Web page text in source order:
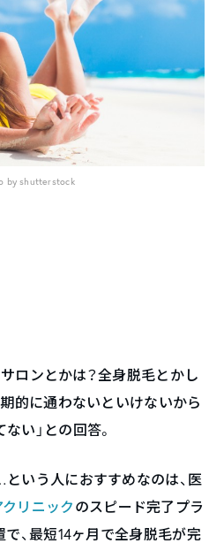
by shutterstock
ロンとかは？全身脱毛とかし
期的に通わないといけないから
い」との回答。
いう人におすすめなのは、医
リニック のスピード完了プラ
、最短14ヶ月で全身脱毛が完